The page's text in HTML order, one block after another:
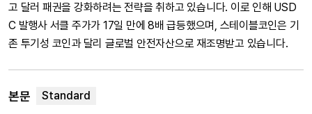
고 달러 패권을 강화하려는 전략을 취하고 있습니다. 이로 인해 USD
C 발행사 서클 주가가 17일 만에 8배 급등했으며, 스테이블코인은 기
존 투기성 코인과 달리 글로벌 안전자산으로 재조명받고 있습니다.
본문